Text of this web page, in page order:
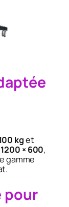
kget
1200 × 600,
gamme
pour